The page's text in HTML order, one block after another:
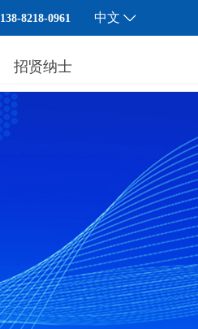
中文
138-8218-0961
招贤纳士